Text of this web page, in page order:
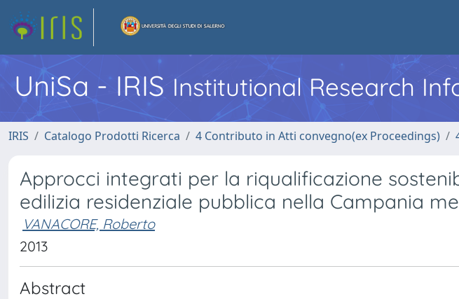
UniSa - IRIS Institutional Research
IRIS Catalogo Prodotti Ricerca 4 Contributo in Atti convegno(ex Proceedings)
Approcci integrati per la riqualificazione
edilizia residenziale pubblica nella Campania
VANACORE, Roberto
2013
Abstract